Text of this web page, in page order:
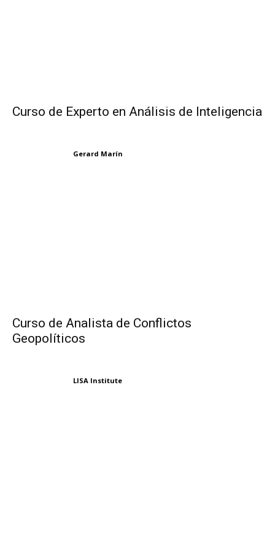
Curso de Experto en Análisis de Inteligencia
Gerard Marín
Curso de Analista de Conflictos
Geopolíticos
LISA Institute